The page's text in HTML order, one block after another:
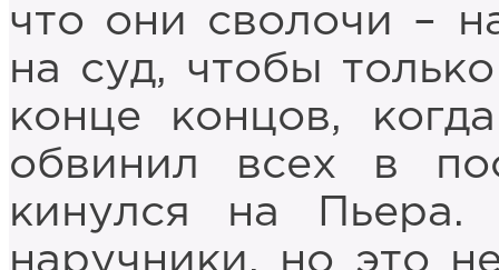
что они сволочи –
на суд, чтобы
конце концов,
обвинил всех в
кинулся на Пьера.
наручники, но это